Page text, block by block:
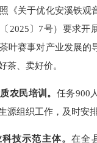
《关于优化安溪铁
〔 2025〕 7号）要求开
茶叶赛事对产业发展的
茶、卖好价。
农民培训。 任务900
源组织工作，及时安
技示范主体。在全